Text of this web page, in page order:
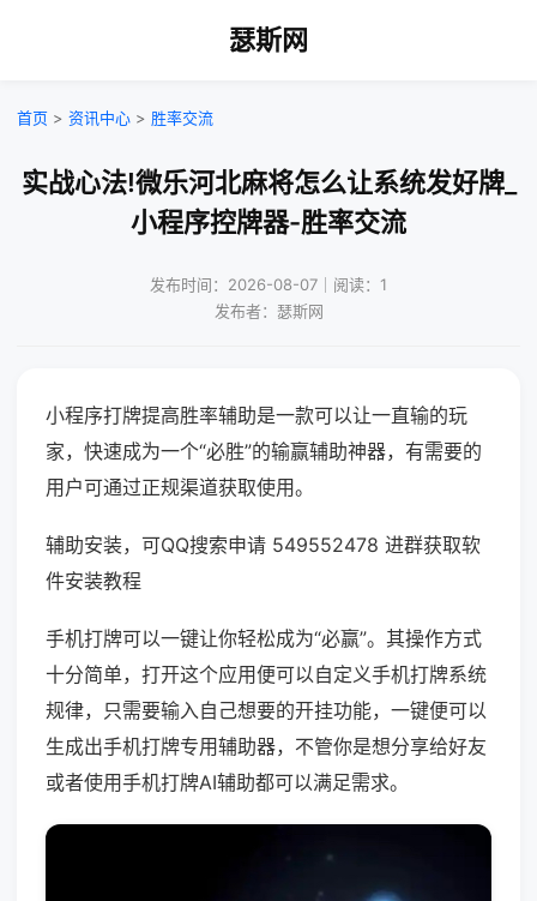
瑟斯网
首页 > 资讯中心 > 胜率交流
实战心法!微乐河北麻将怎么让系统发好牌_
小程序控牌器-胜率交流
发布时间：2026-08-07｜阅读：1
发布者：瑟斯网
小程序打牌提高胜率辅助是一款可以让一直输的玩
家，快速成为一个“必胜”的输赢辅助神器，有需要的
用户可通过正规渠道获取使用。
辅助安装，可QQ搜索申请 549552478 进群获取软
件安装教程
手机打牌可以一键让你轻松成为“必赢”。其操作方式
十分简单，打开这个应用便可以自定义手机打牌系统
规律，只需要输入自己想要的开挂功能，一键便可以
生成出手机打牌专用辅助器，不管你是想分享给好友
或者使用手机打牌AI辅助都可以满足需求。